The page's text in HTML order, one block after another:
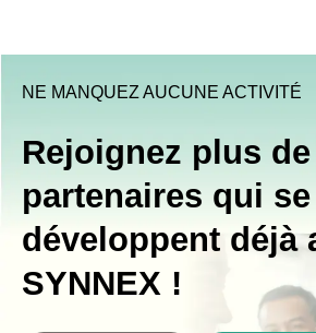
NE MANQUEZ AUCUNE ACTIVITÉ
Rejoignez plus de
partenaires qui se
développent déjà
SYNNEX !